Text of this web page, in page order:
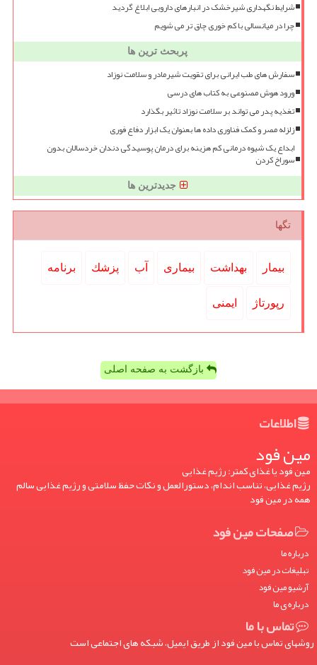
شرایط نگهداری شیرخشک در انبارهای دارویی ابلاغ گردید
چرا در میانسالی با کم خوری چاق تر می شویم
پربحث ترین ها
سفارش های طب ایرانی برای تقویت شیرمادر و سلامت نوزاد
ورود هوش مصنوعی به کتاب های درسی
تغذیه پدر می تواند بر سلامت نوزاد تاثیر بگذارد
زلزله مصر و کمک فناوری داده ها بعنوان یک ابزار دفاع فوری
ابداع یک شیوه درمانی کم هزینه برای درمان پوسیدگی دندان خردسالان بدون
سوراخ کردن
جدیدترین ها
تگها
بیمار بهداشت بیماری آب پزشك برنامه
رپورتاژ ایمنی
بازگشت به صفحه اصلی
اطلاعات
مین فود
مین فود یا غذای کمتر: رژیم غذایی
رژیم غذایی، تناسب اندام، دستورالعمل و نکات حفظ سلامتی و رژیم غذایی سالم
همه در مین فود
صفحات مین فود
درباره ما
تبلیغات در مین فود
آرشیو مین فود
درباره ی ما
تماس با ما
روشهای تماس با مین فود از طریق ایمیل، شبکه های اجتماعی است